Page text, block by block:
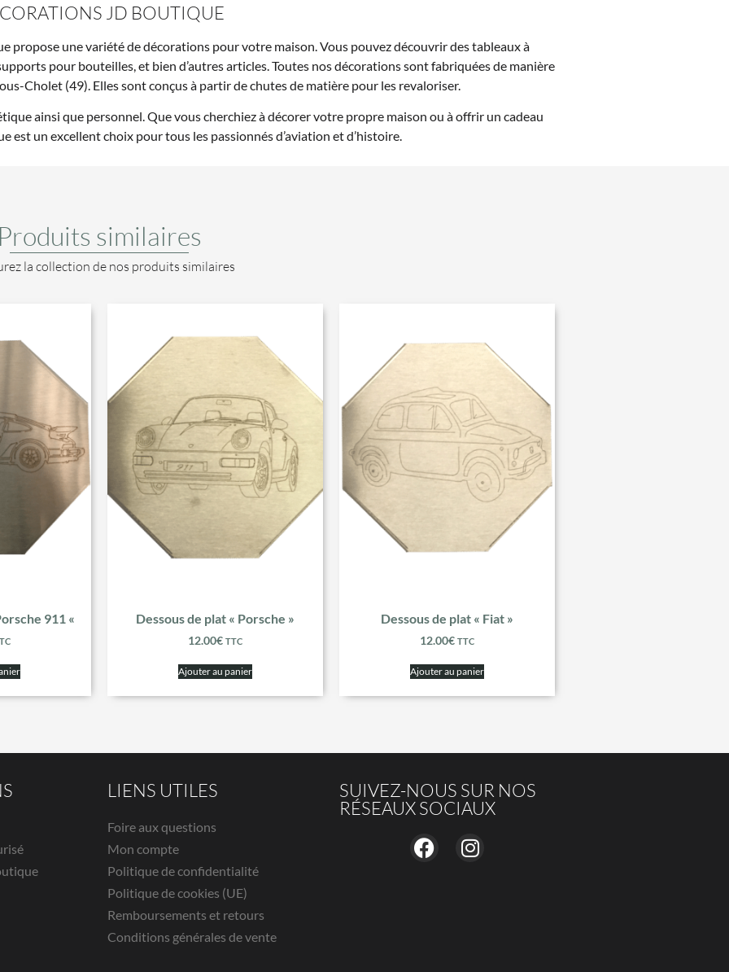
JD BOUTIQUE
propose une variété de décorations pour votre maison. Vous pouvez découvrir des tableaux à
pour bouteilles, et bien d’autres articles. Toutes nos décorations sont fabriquées de manière
Cholet (49). Elles sont conçus à partir de chutes de matière pour les revaloriser.
ainsi que personnel. Que vous cherchiez à décorer votre propre maison ou à offrir un cadeau
est un excellent choix pour tous les passionnés d’aviation et d’histoire.
similaires
la collection de nos produits similaires
911 « Dessous de plat « Porsche »
12.00€ TTC
Ajouter au panier
Dessous de plat « Fiat »
12.00€ TTC
Ajouter au panier
LIENS UTILES
Foire aux questions
Mon compte
Politique de confidentialité
Politique de cookies (UE)
Remboursements et retours
Conditions générales de vente
SUIVEZ-NOUS SUR NOS
RÉSEAUX SOCIAUX